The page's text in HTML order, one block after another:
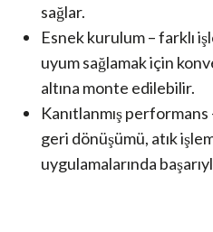
sağlar.
Esnek kurulum – farklı
uyum sağlamak için
altına monte edilebilir.
Kanıtlanmış
geri dönüşümü, atık
uygulamalarında